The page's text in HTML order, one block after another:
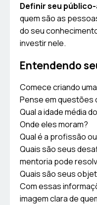
Definir seu
quem são as
do seu
investir nele.
Entendendo
Comece criando
Pense em questões
Qual a idade média
Onde eles moram?
Qual é a profissão
Quais são seus
mentoria pode
Quais são seus
Com essas
imagem clara de